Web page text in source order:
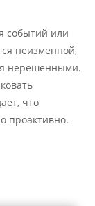
событий или
неизменной,
нерешенными.
что
проактивно.